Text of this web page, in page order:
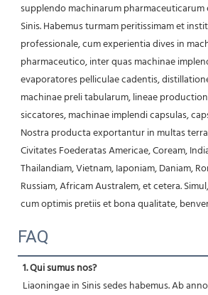
supplendo machinarum pharmaceuticarum
Sinis. Habemus turmam peritissimam et
professionale, cum experientia dives in
pharmaceutico, inter quas machinae
evaporatores pelliculae cadentis,
machinae preli tabularum, lineae
siccatores, machinae implendi capsulas,
Nostra producta exportantur in multas
Civitates Foederatas Americae, Coream,
Thailandiam, Vietnam, Iaponiam, Daniam,
Russiam, Africam Australem, et cetera.
cum optimis pretiis et bona qualitate,
FAQ
1. Qui sumus nos?